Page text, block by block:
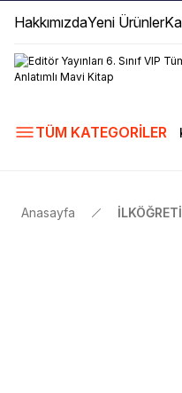
HakkımızdaYeni Ürünler
TÜM KATEGORİLER
Anasayfa